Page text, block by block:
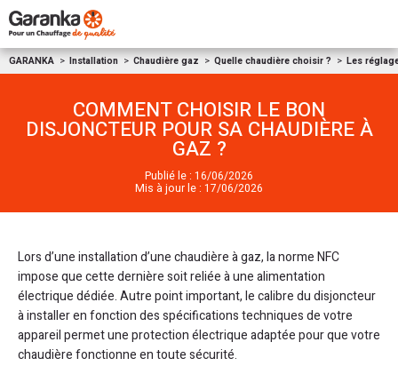
GARANKA Installation Chaudière gaz Quelle chaudière choisir ? Les
COMMENT CHOISIR LE BON
DISJONCTEUR POUR SA CHAUDIÈRE À
GAZ ?
Publié le : 16/06/2026
Mis à jour le : 17/06/2026
Lors d’une installation d’une chaudière à gaz, la norme NFC
impose que cette dernière soit reliée à une alimentation
électrique dédiée. Autre point important, le calibre du disjoncteur
à installer en fonction des spécifications techniques de votre
appareil permet une protection électrique adaptée pour que votre
chaudière fonctionne en toute sécurité.